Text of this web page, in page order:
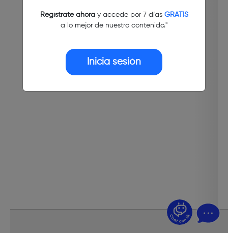
Regístrate ahoray accede por 7 días GRATIS
a lo mejor de nuestro contenido."
Inicia sesión